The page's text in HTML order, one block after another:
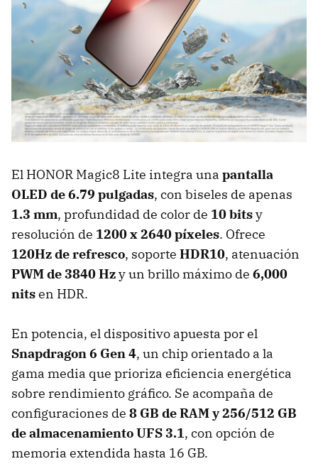
El HONOR Magic8 Lite integra una pantalla
OLED de 6.79 pulgadas, con biseles de apenas
1.3 mm, profundidad de color de 10 bitsy
resolución de 1200 x 2640 píxeles. Ofrece
120Hz de refresco, soporte HDR10, atenuación
PWM de3840 Hzy un brillo máximo de 6,000
nitsen HDR.
En potencia, el dispositivo apuesta por el
Snapdragon 6 Gen 4, un chip orientado a la
gama media que prioriza eficiencia energética
sobre rendimiento gráfico. Se acompaña de
configuraciones de 8 GB de RAM y 256/512 GB
de almacenamiento UFS 3.1, con opción de
memoria extendida hasta 16 GB.